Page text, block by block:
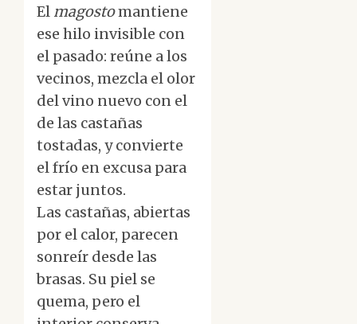
El magostomantiene
ese hilo invisible con
el pasado: reúne a los
vecinos, mezcla el olor
del vino nuevo con el
de las castañas
tostadas, y convierte
el frío en excusa para
estar juntos.
Las castañas, abiertas
por el calor, parecen
sonreír desde las
brasas. Su piel se
quema, pero el